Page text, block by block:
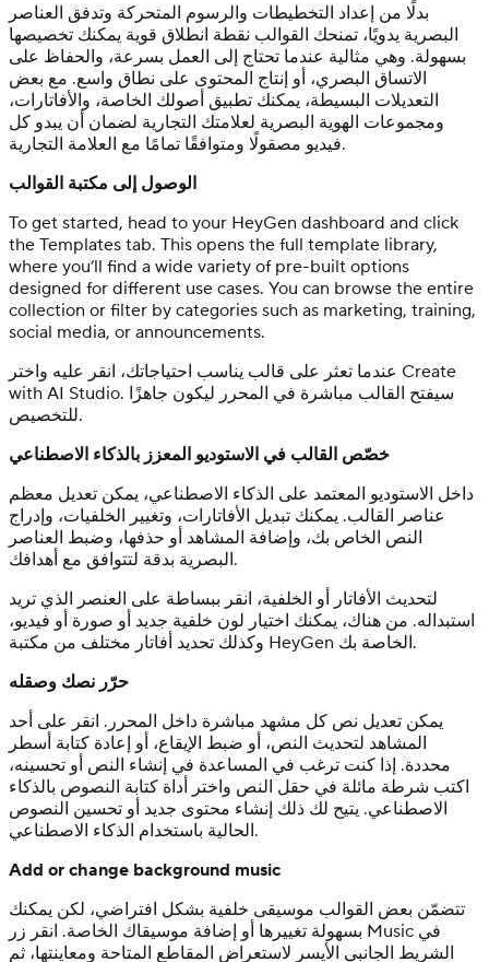
بدلًا من إعداد التخطيطات والرسوم المتحركة وتدفق العناصر
البصرية يدويًا، تمنحك القوالب نقطة انطلاق قوية يمكنك تخصيصها
بسهولة. وهي مثالية عندما تحتاج إلى العمل بسرعة، والحفاظ على
الاتساق البصري، أو إنتاج المحتوى على نطاق واسع. مع بعض
التعديلات البسيطة، يمكنك تطبيق أصولك الخاصة، والأفاتارات،
ومجموعات الهوية البصرية لعلامتك التجارية لضمان أن يبدو كل
فيديو مصقولًا ومتوافقًا تمامًا مع العلامة التجارية.
الوصول إلى مكتبة القوالب
To get started, head to your HeyGen dashboard and click
the Templates tab. This opens the full template library,
where you’ll find a wide variety of pre-built options
designed for different use cases. You can browse the entire
collection or filter by categories such as marketing, training,
social media, or announcements.
عندما تعثر على قالب يناسب احتياجاتك، انقر عليه واختر Create
with AI Studio. سيفتح القالب مباشرة في المحرر ليكون جاهزًا
للتخصيص.
خصّص القالب في الاستوديو المعزز بالذكاء الاصطناعي
داخل الاستوديو المعتمد على الذكاء الاصطناعي، يمكن تعديل معظم
عناصر القالب. يمكنك تبديل الأفاتارات، وتغيير الخلفيات، وإدراج
النص الخاص بك، وإضافة المشاهد أو حذفها، وضبط العناصر
البصرية بدقة لتتوافق مع أهدافك.
لتحديث الأفاتار أو الخلفية، انقر ببساطة على العنصر الذي تريد
استبداله. من هناك، يمكنك اختيار لون خلفية جديد أو صورة أو فيديو،
وكذلك تحديد أفاتار مختلف من مكتبة HeyGen الخاصة بك.
حرّر نصك وصقله
يمكن تعديل نص كل مشهد مباشرة داخل المحرر. انقر على أحد
المشاهد لتحديث النص، أو ضبط الإيقاع، أو إعادة كتابة أسطر
محددة. إذا كنت ترغب في المساعدة في إنشاء النص أو تحسينه،
اكتب شرطة مائلة في حقل النص واختر أداة كتابة النصوص بالذكاء
الاصطناعي. يتيح لك ذلك إنشاء محتوى جديد أو تحسين النصوص
الحالية باستخدام الذكاء الاصطناعي.
Add or change background music
تتضمّن بعض القوالب موسيقى خلفية بشكل افتراضي، لكن يمكنك
بسهولة تغييرها أو إضافة موسيقاك الخاصة. انقر زر Music في
الشريط الجانبي الأيسر لاستعراض المقاطع المتاحة ومعاينتها، ثم